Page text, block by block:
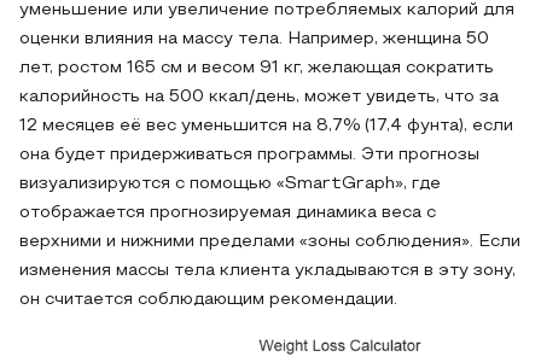
уменьшение или увеличение потребляемых калорий для
оценки влияния на массу тела. Например, женщина 50
лет, ростом 165 см и весом 91 кг, желающая сократить
калорийность на 500 ккал/день, может увидеть, что за
12 месяцев её вес уменьшится на 8,7% (17,4 фунта), если
она будет придерживаться программы. Эти прогнозы
визуализируются с помощью «SmartGraph», где
отображается прогнозируемая динамика веса с
верхними и нижними пределами «зоны соблюдения». Если
изменения массы тела клиента укладываются в эту зону,
он считается соблюдающим рекомендации.